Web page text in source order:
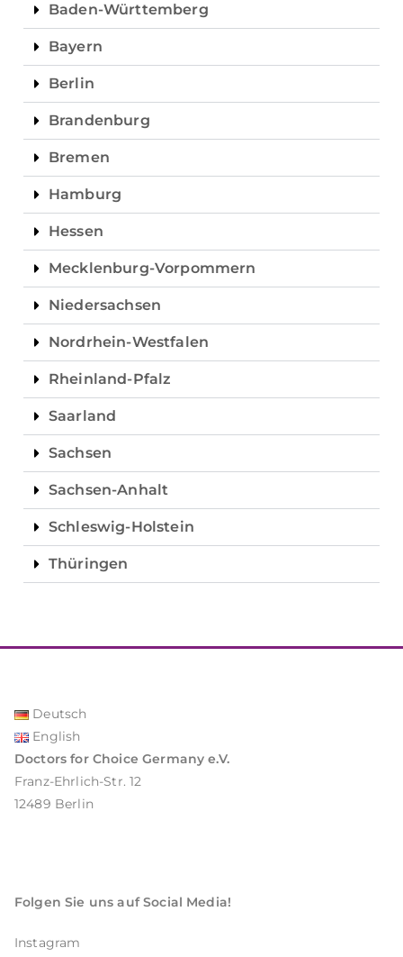
Baden-Württemberg
Bayern
Berlin
Brandenburg
Bremen
Hamburg
Hessen
Mecklenburg-Vorpommern
Niedersachsen
Nordrhein-Westfalen
Rheinland-Pfalz
Saarland
Sachsen
Sachsen-Anhalt
Schleswig-Holstein
Thüringen
Deutsch
English
Doctors for Choice Germany e.V.
Franz-Ehrlich-Str. 12
12489 Berlin
Folgen Sie uns auf Social Media!
Instagram